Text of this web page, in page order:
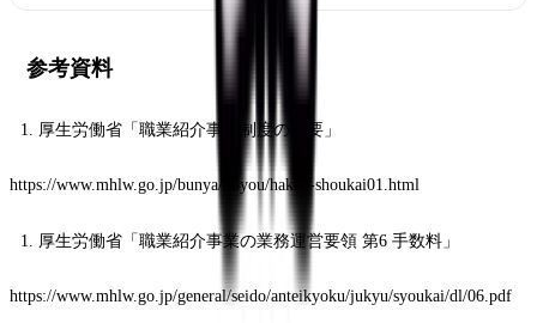
参考資料
厚生労働省「職業紹介事業制度の概要」
https://www.mhlw.go.jp/bunya/koyou/haken-shoukai01.html
厚生労働省「職業紹介事業の業務運営要領 第6 手数料」
https://www.mhlw.go.jp/general/seido/anteikyoku/jukyu/syoukai/dl/06.pdf